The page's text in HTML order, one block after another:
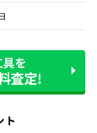
を
査定!
ト